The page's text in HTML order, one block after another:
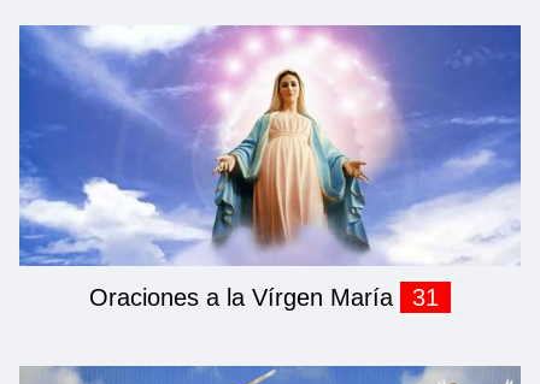
Oraciones a la Vírgen María 31